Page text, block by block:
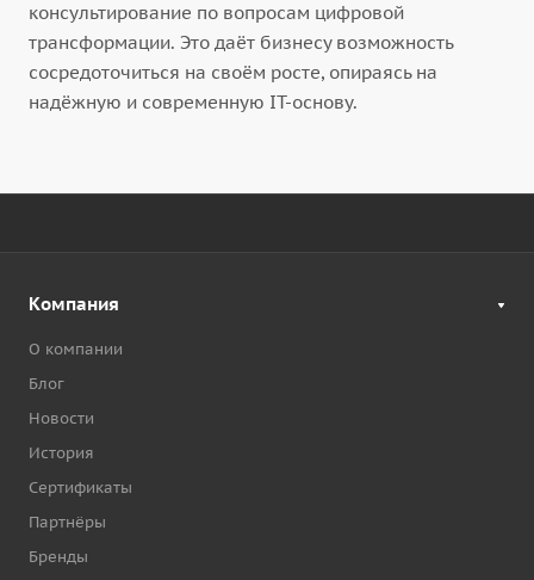
консультирование по вопросам цифровой
трансформации. Это даёт бизнесу возможность
сосредоточиться на своём росте, опираясь на
надёжную и современную IT-основу.
Компания
О компании
Блог
Новости
История
Сертификаты
Партнёры
Бренды